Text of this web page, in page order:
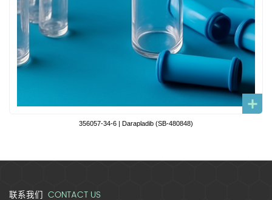
356057-34-6 | Darapladib (SB-480848)
联系我们 CONTACT US